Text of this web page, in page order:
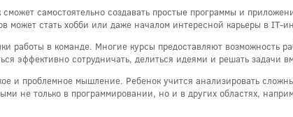
самостоятельно создавать простые программы и
может стать хобби или даже началом интересной карьеры в IT-
работы в команде. Многие курсы предоставляют возможность
эффективно сотрудничать, делиться идеями и решать задачи
и проблемное мышление. Ребенок учится анализировать
не только в программировании, но и в других областях,